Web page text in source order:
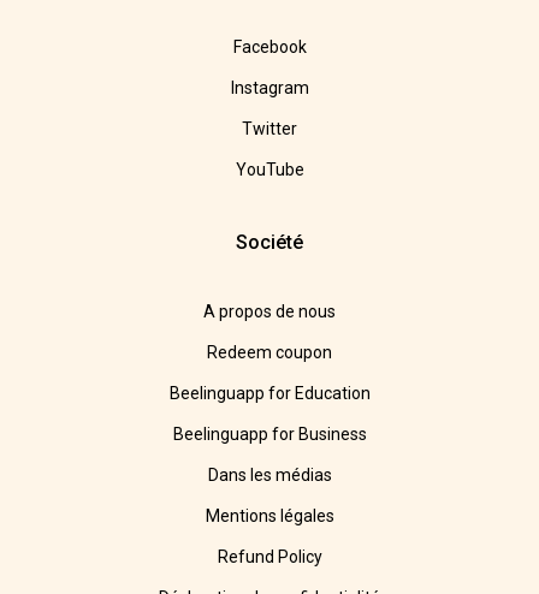
Facebook
Instagram
Twitter
YouTube
Société
A propos de nous
Redeem coupon
Beelinguapp for Education
Beelinguapp for Business
Dans les médias
Mentions légales
Refund Policy